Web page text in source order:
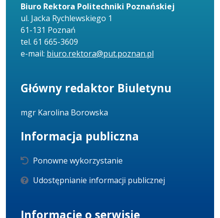
Biuro Rektora Politechniki Poznańskiej
ul. Jacka Rychlewskiego 1
61-131 Poznań
tel. 61 665-3609
e-mail: biuro.rektora@put.poznan.pl
Główny redaktor Biuletynu
mgr Karolina Borowska
Informacja publiczna
Ponowne wykorzystanie
Udostępnianie informacji publicznej
Informacje o serwisie